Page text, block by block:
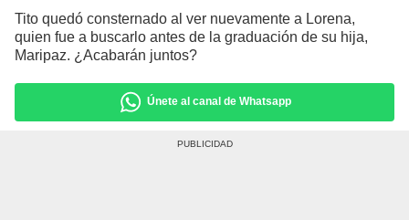
Tito quedó consternado al ver nuevamente a Lorena,
quien fue a buscarlo antes de la graduación de su hija,
Maripaz. ¿Acabarán juntos?
Únete al canal de Whatsapp